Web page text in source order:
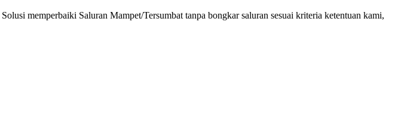
memperbaiki Saluran Mampet/Tersumbat tanpa bongkar saluran sesuai kriteria ketentuan kami,